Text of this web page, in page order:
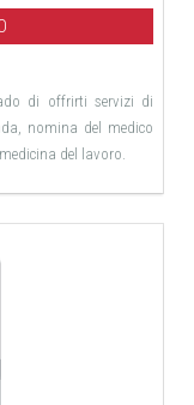
di offrirti servizi di
nomina del medico
del lavoro.